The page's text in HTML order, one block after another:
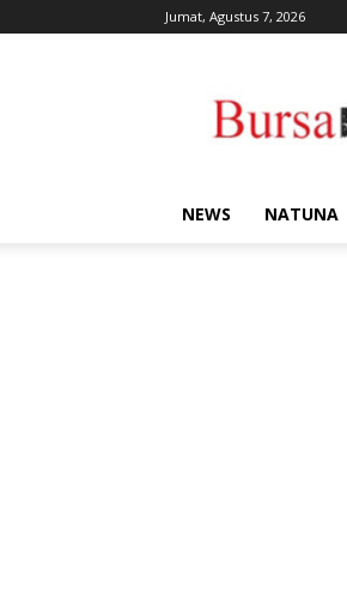
Jumat, Agustus 7, 2026
NEWS NATUNA